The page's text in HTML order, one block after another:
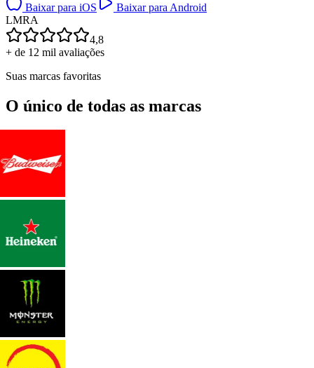
Baixar para iOS
Baixar para Android
LMRA
4,8
+ de 12 mil avaliações
Suas marcas favoritas
O único de todas as marcas